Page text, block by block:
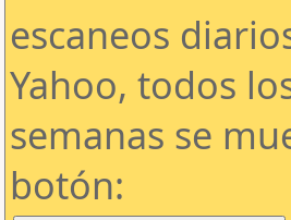
escaneos
Yahoo, todos
semanas se
botón: